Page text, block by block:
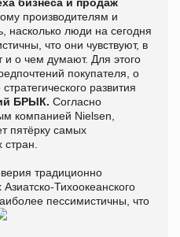
производителям и
насколько люди на сегодня
что они чувствуют, в
и о чем думают. Для этого
покупателя, о
развития
БРЫК. Согласно
компанией Nielsen,
пятёрку самых
традиционно
Тихоокеанского
пессимистичны, что